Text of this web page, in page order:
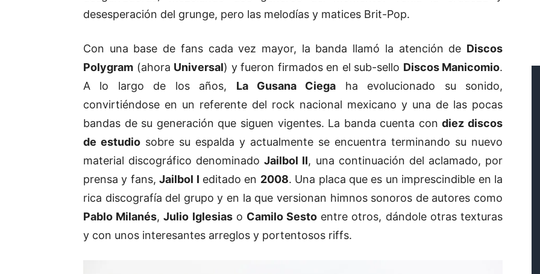
desesperación del grunge, pero las melodías y matices Brit-Pop.
Con una base de fans cada vez mayor, la banda llamó la atención de Discos
Polygram (ahora Universal) y fueron firmados en el sub-sello Discos Manicomio.
A lo largo de los años, La Gusana Ciega ha evolucionado su sonido,
convirtiéndose en un referente del rock nacional mexicano y una de las pocas
bandas de su generación que siguen vigentes. La banda cuenta condiez discos
de estudio sobre su espalda y actualmente se encuentra terminando su nuevo
material discográfico denominadoJailbol II, una continuación del aclamado, por
prensa y fans,Jailbol I editado en 2008. Una placa que es un imprescindible en la
rica discografía del grupo y en la que versionan himnos sonoros de autores como
Pablo Milanés,Julio Iglesiaso Camilo Sesto entre otros, dándole otras texturas
y con unos interesantes arreglos y portentosos riffs.